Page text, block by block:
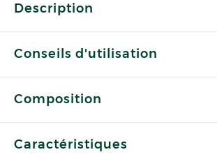
Description
Conseils d'utilisation
Composition
Caractéristiques